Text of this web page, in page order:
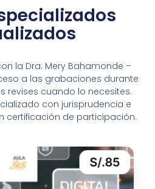
la Dra. Mery Bahamonde –
a las grabaciones durante
revises cuando lo necesites.
con jurisprudencia e
certificación de participación.